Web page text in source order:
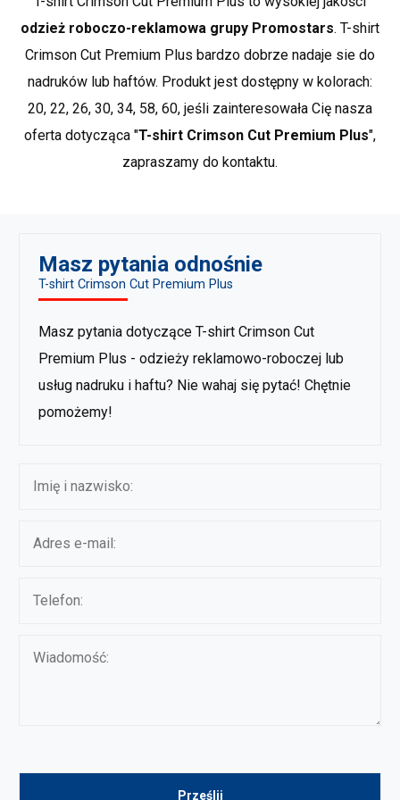
fotograficzna jakość oraz możliwość
wykonania przejść tonalnych to największe
zalety druku bezpośredniego. Polega on na
drukowaniu wzoru na specjalnej drukarce, w
Wydruk komputerowy lub nadruk
sitodrukiem nanoszony jest na papier lub
bezpośredniego od metalicznych kolorów,
po możliwość zabarwienia poliestrowych
włókien.
*przybliżone wymiary +/- 2 cm
Crimson Cut to produkty, wyróżniające się wyjątkową
jakością wykonania i modowym charakterem. Tu znajdą
Państwo ciekawe, nietypowe fasony, charakteryzujące
się wysokim standardem użytych materiałów oraz
wykończenia. Wiele produktów w tej grupie, jest
produktów marki Crimson Cut.
odzież roboczo-reklamowa grupy Promostars. T-shirt
Crimson Cut Premium Plus bardzo dobrze nadaje sie do
nadruków lub haftów. Produkt jest dostępny w kolorach:
20, 22, 26, 30, 34, 58, 60, jeśli zainteresowała Cię nasza
oferta dotycząca "T-shirt Crimson Cut Premium Plus",
zapraszamy do kontaktu.
Masz pytania odnośnie
T-shirt Crimson Cut Premium Plus
Masz pytania dotyczące T-shirt Crimson Cut
Premium Plus - odzieży reklamowo-roboczej lub
usług nadruku i haftu? Nie wahaj się pytać! Chętnie
pomożemy!